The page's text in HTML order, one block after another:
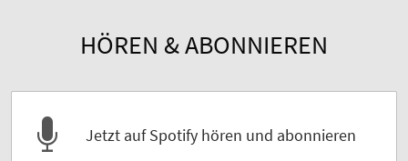
HÖREN & ABONNIEREN
Jetzt auf Spotify hören und abonnieren